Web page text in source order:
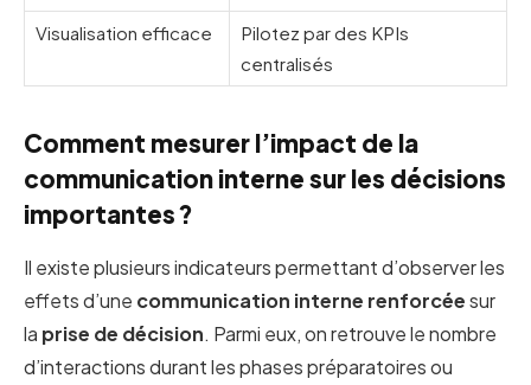
Visualisation efficace
Pilotez par des KPIs
centralisés
Comment mesurer l’impact de la
communication interne sur les décisions
importantes ?
Il existe plusieurs indicateurs permettant d’observer les
effets d’une communication interne renforcéesur
la prise de décision. Parmi eux, on retrouve le nombre
d’interactions durant les phases préparatoires ou